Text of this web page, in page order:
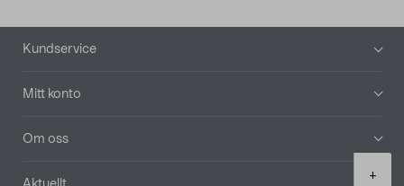
+
Sidfot
Kundservice
Mitt konto
Om oss